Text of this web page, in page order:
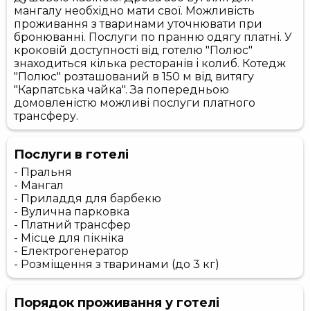
мангалу необхідно мати свої. Можливість
проживання з тваринами уточнювати при
бронюванні. Послуги по пранню одягу платні. У
кроковій доступності від готелю "Полюс"
знаходиться кілька ресторанів і колиб. Котедж
"Полюс" розташований в 150 м від витягу
"Карпатська чайка". За попередньою
домовленістю можливі послуги платного
трансферу.
Послуги в готелі
- Пральня
- Мангал
- Приладдя для барбекю
- Вулична парковка
- Платний трансфер
- Місце для пікніка
- Електрогенератор
- Розміщення з тваринами (до 3 кг)
Порядок проживання у готелі